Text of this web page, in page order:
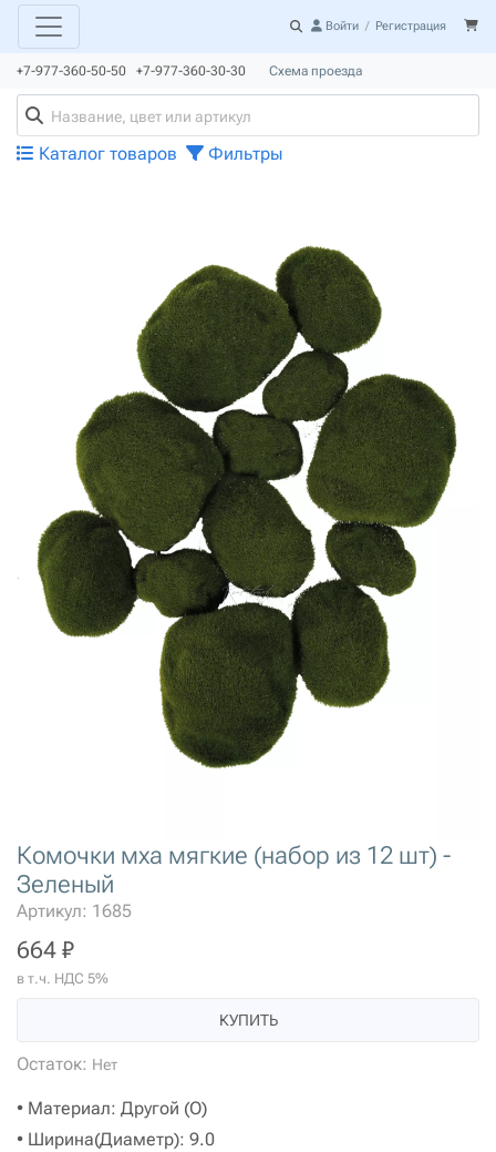
Войти / Регистрация
+7-977-360-50-50 +7-977-360-30-30 Схема проезда
Каталог товаров Фильтры
Комочки мха мягкие (набор из 12 шт) -
Зеленый
Артикул: 1685
664 ₽
в т.ч. НДС 5%
КУПИТЬ
Остаток: Нет
• Материал: Другой (O)
• Ширина(Диаметр): 9.0